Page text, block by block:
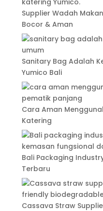
Supplier Wadah
Bocor & Aman
Sanitary Bag Adalah
Yumico Bali
Cara Aman
Katering
Bali Packaging
Terbaru
Cassava Straw